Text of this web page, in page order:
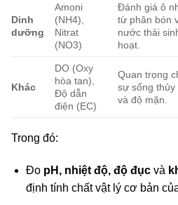
Dinh
dưỡng
Amoni
(NH4),
Nitrat
(NO3)
Đánh giá ô
từ phân bón
nước thải
hoạt.
Khác
DO (Oxy
hòa tan),
Độ dẫn
điện (EC)
Quan trọng
sự sống thủy
và độ mặn.
Trong đó:
Đo pH, nhiệt độ, độ đụcvà
định tính chất vật lý cơ bản